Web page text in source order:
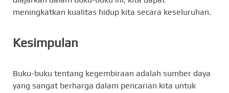
meningkatkan kualitas hidup kita secara keseluruhan.
Kesimpulan
Buku-buku tentang kegembiraan adalah sumber daya
yang sangat berharga dalam pencarian kita untuk